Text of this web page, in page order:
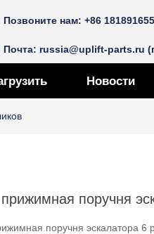
Новости
Почта: russia@uplift-parts.ru
Позвоните нам: +86
поручня
поручня эскалатора 6